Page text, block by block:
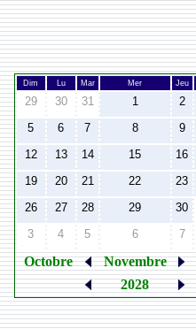
Dim Lu Mar Mer Jeu
29 30 31 1 2
5
6 7 8 9
12
13 14 15 16
19
20 21 22 23
26
27 28 29 30
3
4 5 6 7
Octobre Novembre
2028